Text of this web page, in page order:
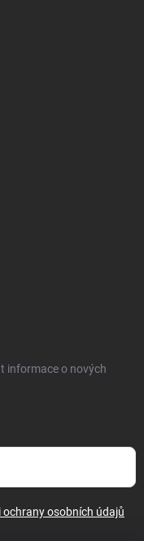
informace o nových
ochrany osobních údajů